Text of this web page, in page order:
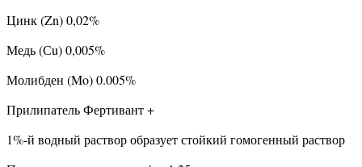
Цинк (Zn) 0,02%
Медь (Сu) 0,005%
Молибден (Mo) 0.005%
Прилипатель Фертивант +
1%-й водный раствор образует стойкий гомогенный раствор